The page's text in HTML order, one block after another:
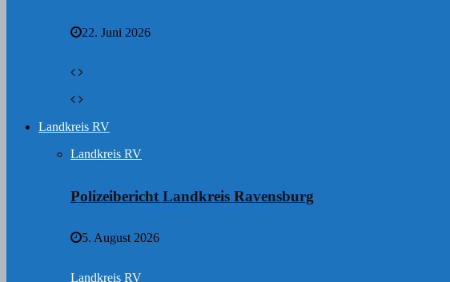
22. Juni 2026
Landkreis RV
Landkreis RV
Polizeibericht Landkreis Ravensburg
5. August 2026
Landkreis RV